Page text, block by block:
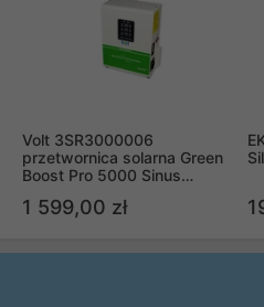
Volt 3SR3000006
przetwornica solarna Green
Boost Pro 5000 Sinus
1 599,00 zł